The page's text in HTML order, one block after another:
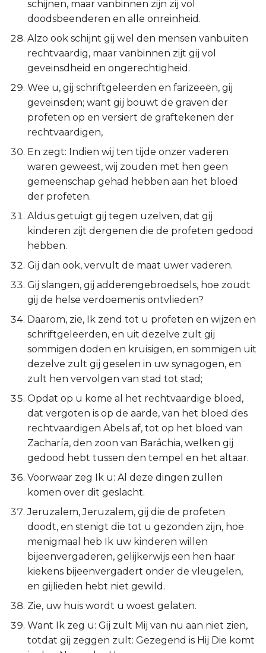
schijnen, maar vanbinnen zijn zij vol
doodsbeenderen en alle onreinheid.
Alzo ook schijnt gij wel den mensen vanbuiten
rechtvaardig, maar vanbinnen zijt gij vol
geveinsdheid en ongerechtigheid.
Wee u, gij schriftgeleerden en farizeeën, gij
geveinsden; want gij bouwt de graven der
profeten op en versiert de graftekenen der
rechtvaardigen,
En zegt: Indien wij ten tijde onzer vaderen
waren geweest, wij zouden met hen geen
gemeenschap gehad hebben aan het bloed
der profeten.
Aldus getuigt gij tegen uzelven, dat gij
kinderen zijt dergenen die de profeten gedood
hebben.
Gij dan ook, vervult de maat uwer vaderen.
Gij slangen, gij adderengebroedsels, hoe zoudt
gij de helse verdoemenis ontvlieden?
Daarom, zie, Ik zend tot u profeten en wijzen en
schriftgeleerden, en uit dezelve zult gij
sommigen doden en kruisigen, en sommigen uit
dezelve zult gij geselen in uw synagogen, en
zult hen vervolgen van stad tot stad;
Opdat op u kome al het rechtvaardige bloed,
dat vergoten is op de aarde, van het bloed des
rechtvaardigen Abels af, tot op het bloed van
Zacharía, den zoon van Baráchia, welken gij
gedood hebt tussen den tempel en het altaar.
Voorwaar zeg Ik u: Al deze dingen zullen
komen over dit geslacht.
Jeruzalem, Jeruzalem, gij die de profeten
doodt, en stenigt die tot u gezonden zijn, hoe
menigmaal heb Ik uw kinderen willen
bijeenvergaderen, gelijkerwijs een hen haar
kiekens bijeenvergadert onder de vleugelen,
en gijlieden hebt niet gewild.
Zie, uw huis wordt u woest gelaten.
Want Ik zeg u: Gij zult Mij van nu aan niet zien,
totdat gij zeggen zult: Gezegend is Hij Die komt